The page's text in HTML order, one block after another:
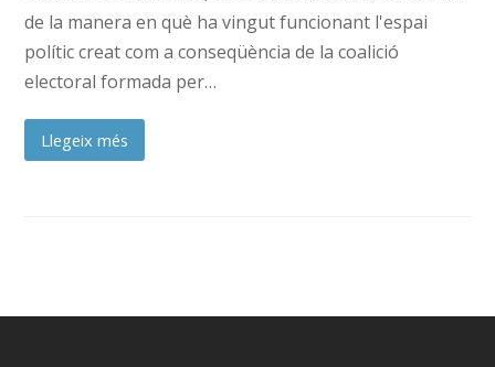
de la manera en què ha vingut funcionant l'espai
polític creat com a conseqüència de la coalició
electoral formada per…
Llegeix més